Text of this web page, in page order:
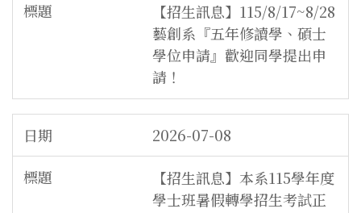
【招生訊息】115/8/17~8/28
藝創系『五年修讀學、碩士
學位申請』歡迎同學提出申
請！
2026-07-08
【招生訊息】本系115學年度
學士班暑假轉學招生考試正